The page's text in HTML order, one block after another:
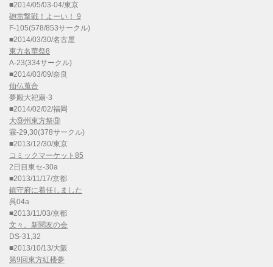
■2014/05/03-04/東京
砲雷撃戦！よーい！ 9
F-105(578/853サークル)
■2014/03/30/名古屋
東方名華祭8
A-23(334サークル)
■2014/03/09/奈良
仙仏蒐合
夢殿大祀廟-3
■2014/02/02/福岡
大⑨州東方祭⑨
霖-29,30(378サークル)
■2013/12/30/東京
コミックマーケット85
2日目東セ-30a
■2013/11/17/京都
鎮守府に着任しました
呉04a
■2013/11/03/京都
文々。新聞友の会
DS-31,32
■2013/10/13/大阪
第9回東方紅楼夢